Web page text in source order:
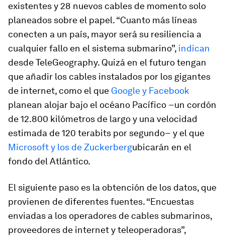
existentes y 28 nuevos cables de momento solo
planeados sobre el papel. “Cuanto más líneas
conecten a un país, mayor será su resiliencia a
cualquier fallo en el sistema submarino”, indican
desde TeleGeography. Quizá en el futuro tengan
que añadir los cables instalados por los gigantes
de internet, como el que Google y Facebook
planean alojar bajo el océano Pacífico −un cordón
de 12.800 kilómetros de largo y una velocidad
estimada de 120 terabits por segundo− y el que
Microsoft y los de Zuckerbergubicarán en el
fondo del Atlántico.
El siguiente paso es la obtención de los datos, que
provienen de diferentes fuentes. “Encuestas
enviadas a los operadores de cables submarinos,
proveedores de internet y teleoperadoras”,